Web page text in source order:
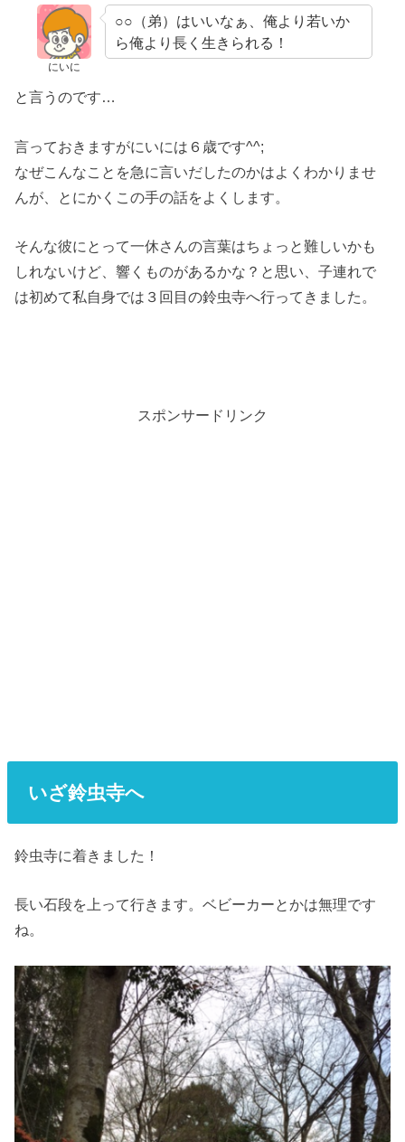
にいに
○○（弟）はいいなぁ、俺より若いか
ら俺より長く生きられる！
と言うのです…
言っておきますがにいには６歳です^^;
なぜこんなことを急に言いだしたのかはよくわかりませ
んが、とにかくこの手の話をよくします。
そんな彼にとって一休さんの言葉はちょっと難しいかも
しれないけど、響くものがあるかな？と思い、子連れで
は初めて私自身では３回目の鈴虫寺へ行ってきました。
スポンサードリンク
いざ鈴虫寺へ
鈴虫寺に着きました！
長い石段を上って行きます。ベビーカーとかは無理です
ね。